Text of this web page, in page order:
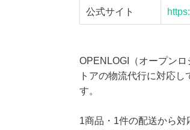
公式サイト
OPENLOGI（オープン
トアの物流代行に対応
す。
1商品・1件の配送から